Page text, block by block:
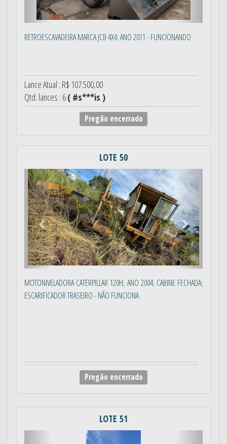
RETROESCAVADEIRA MARCA JCB 4X4; ANO 2011 - FUNCIONANDO
Lance Atual : R$ 107.500,00
Qtd. lances : 6( #s***is )
Pregão encerrado
LOTE 50
Anterior
MOTONIVELADORA CATERPILLAR 120H; ANO 2004; CABINE FECHADA;
ESCARIFICADOR TRASEIRO - NÃO FUNCIONA
Pregão encerrado
LOTE 51